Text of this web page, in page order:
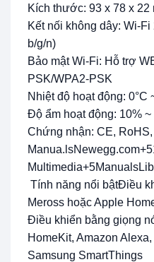
Kích thước: 93 x 78 x 22
Kết nối không dây: Wi-
b/g/n)
Bảo mật Wi-Fi: Hỗ trợ
PSK/WPA2-PSK
Nhiệt độ hoạt động: 0°C
Độ ẩm hoạt động: 10%
Chứng nhận: CE,
Tính năng nổi bậtĐiều
Meross hoặc Apple
Điều khiển bằng giọng
HomeKit, Amazon
Samsung SmartThings